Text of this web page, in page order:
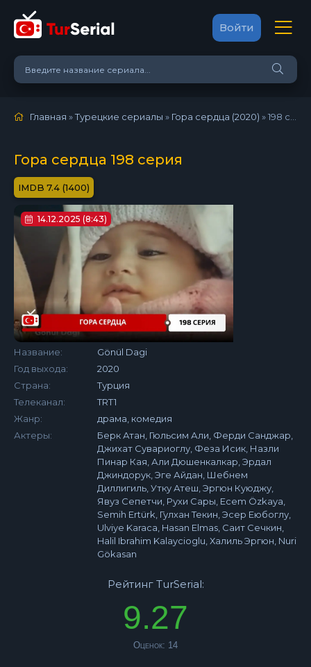
Войти
Главная »Турецкие сериалы » Гора сердца (2020) »198 серия
Гора сердца 198 серия
7.4 (1400)
14.12.2025 (8:43)
Название:
Gönül Dagi
Год выхода:
2020
Страна:
Турция
Телеканал:
TRT1
Жанр:
драма, комедия
Актеры:
Берк Атан, Гюльсим Али, Ферди Санджар,
Джихат Сувариоглу, Феза Исик, Назли
Пинар Кая, Али Дюшенкалкар, Эрдал
Джиндорук, Эге Айдан, Шебнем
Диллигиль, Утку Атеш, Эргюн Куюджу,
Явуз Сепетчи, Рухи Сары, Ecem Özkaya,
Semih Ertürk, Гулхан Текин, Эсер Еюбоглу,
Ulviye Karaca, Hasan Elmas, Саит Сечкин,
Halil Ibrahim Kalaycioglu, Халиль Эргюн, Nuri
Gökasan
Рейтинг TurSerial:
9.27
Оценок: 14